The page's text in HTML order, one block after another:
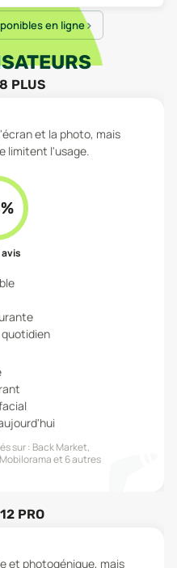
en ligne
PLUS
et la photo, mais
limitent l'usage.
%
avis
sur : Back Market,
et 6 autres
PRO
et photogénique, mais